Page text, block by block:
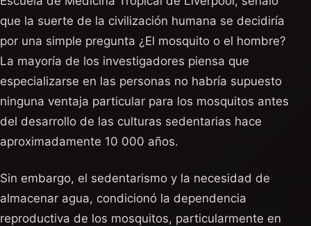
que la suerte de la civilización humana se decidiría
por una simple pregunta ¿El mosquito o el hombre?
La mayoría de los investigadores piensa que
especializarse en las personas no habría supuesto
ninguna ventaja particular para los mosquitos antes
del desarrollo de las culturas sedentarias hace
aproximadamente 10 000 años.
Sin embargo, el sedentarismo y la necesidad de
almacenar agua, condicionó la dependencia
reproductiva de los mosquitos, particularmente en